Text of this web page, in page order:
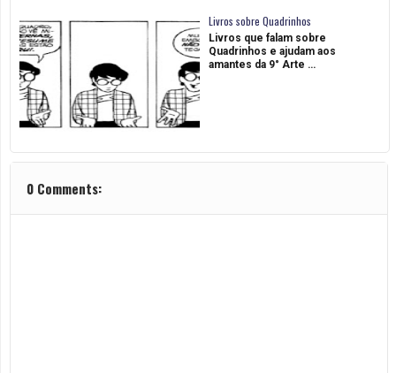
Livros sobre Quadrinhos
Livros que falam sobre
Quadrinhos e ajudam aos
amantes da 9° Arte …
0 Comments: